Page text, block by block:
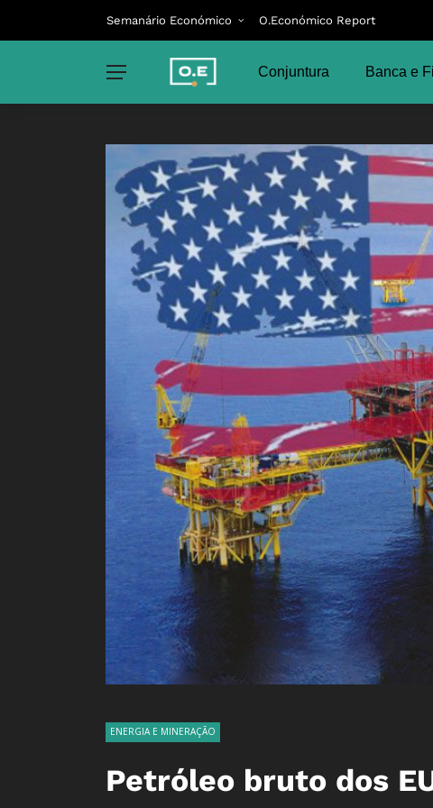
Semanário Económico O.Económico Report
Conjuntura Banca e
ENERGIA E MINERAÇÃO
Petróleo bruto dos